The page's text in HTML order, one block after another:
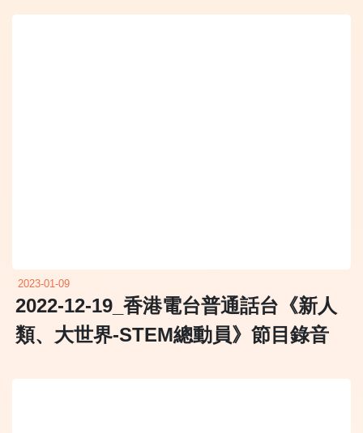
2023-01-09
2022-12-19_香港電台普通話台《新人
類、大世界-STEM總動員》節目錄音